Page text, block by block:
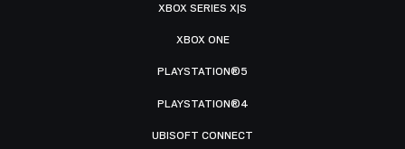
XBOX SERIES X|S
XBOX ONE
PLAYSTATION®5
PLAYSTATION®4
UBISOFT CONNECT